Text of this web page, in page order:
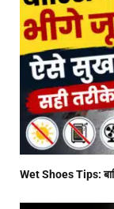
Wet Shoes Tips: